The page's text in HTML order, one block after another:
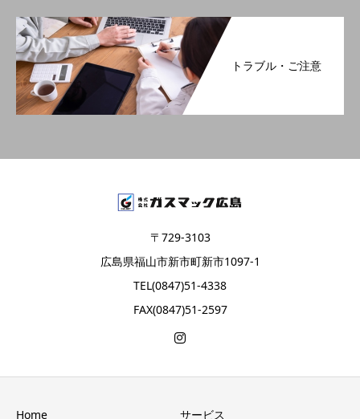
トラブル・ご注意
〒729-3103
広島県福山市新市町新市1097-1
TEL(0847)51-4338
FAX(0847)51-2597
Home サービス